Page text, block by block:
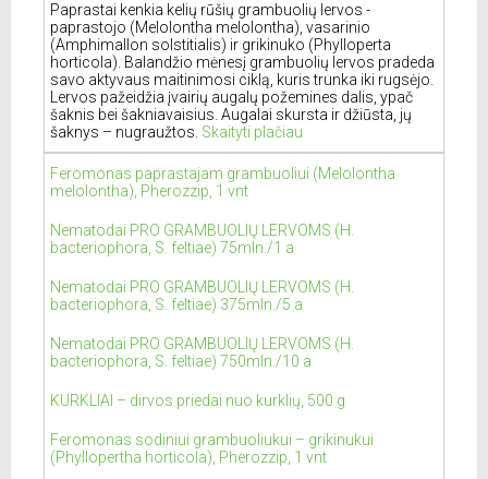
Paprastai kenkia kelių rūšių grambuolių lervos -
paprastojo (Melolontha melolontha), vasarinio
(Amphimallon solstitialis) ir grikinuko (Phylloperta
horticola). Balandžio mėnesį grambuolių lervos pradeda
savo aktyvaus maitinimosi ciklą, kuris trunka iki rugsėjo.
Lervos pažeidžia įvairių augalų požemines dalis, ypač
šaknis bei šakniavaisius. Augalai skursta ir džiūsta, jų
šaknys – nugraužtos. Skaityti plačiau
Feromonas paprastajam grambuoliui (Melolontha
melolontha), Pherozzip, 1 vnt
Nematodai PRO GRAMBUOLIŲ LERVOMS (H.
bacteriophora, S. feltiae) 75mln./1 a
Nematodai PRO GRAMBUOLIŲ LERVOMS (H.
bacteriophora, S. feltiae) 375mln./5 a
Nematodai PRO GRAMBUOLIŲ LERVOMS (H.
bacteriophora, S. feltiae) 750mln./10 a
KURKLIAI – dirvos priedai nuo kurklių, 500 g
Feromonas sodiniui grambuoliukui – grikinukui
(Phyllopertha horticola), Pherozzip, 1 vnt